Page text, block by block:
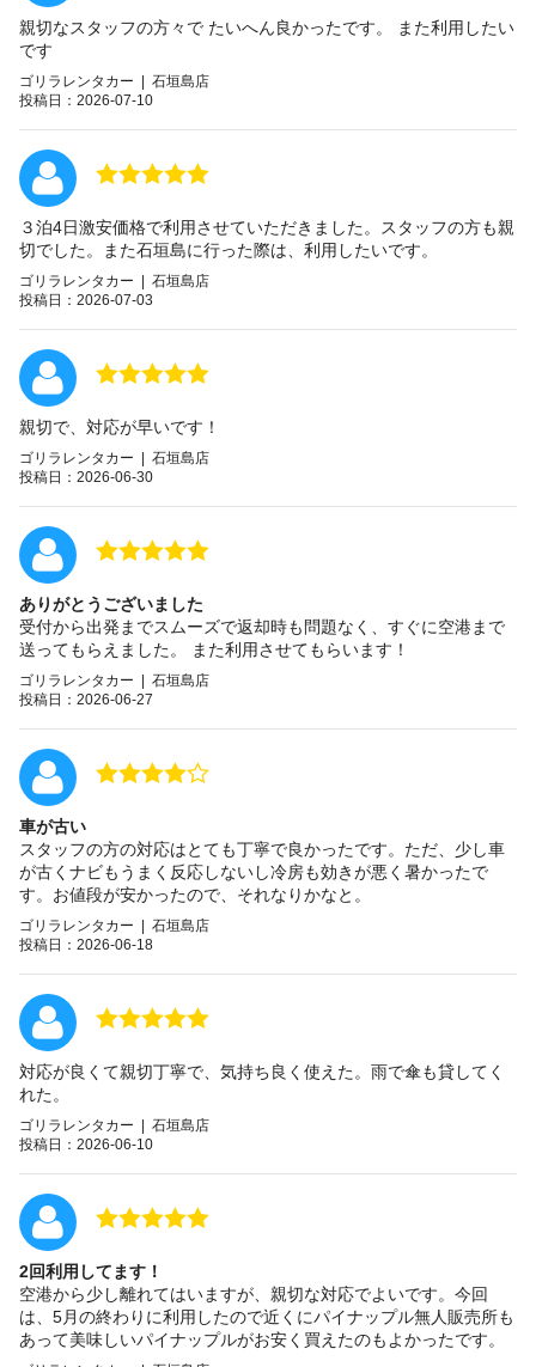
親切なスタッフの方々で たいへん良かったです。 また利用したい
です
ゴリラレンタカー | 石垣島店
投稿日：2026-07-10
３泊4日激安価格で利用させていただきました。スタッフの方も親
切でした。また石垣島に行った際は、利用したいです。
ゴリラレンタカー | 石垣島店
投稿日：2026-07-03
親切で、対応が早いです！
ゴリラレンタカー | 石垣島店
投稿日：2026-06-30
ありがとうございました
受付から出発までスムーズで返却時も問題なく、すぐに空港まで
送ってもらえました。 また利用させてもらいます！
ゴリラレンタカー | 石垣島店
投稿日：2026-06-27
車が古い
スタッフの方の対応はとても丁寧で良かったです。ただ、少し車
が古くナビもうまく反応しないし冷房も効きが悪く暑かったで
す。お値段が安かったので、それなりかなと。
ゴリラレンタカー | 石垣島店
投稿日：2026-06-18
対応が良くて親切丁寧で、気持ち良く使えた。雨で傘も貸してく
れた。
ゴリラレンタカー | 石垣島店
投稿日：2026-06-10
2回利用してます！
空港から少し離れてはいますが、親切な対応でよいです。今回
は、5月の終わりに利用したので近くにパイナップル無人販売所も
あって美味しいパイナップルがお安く買えたのもよかったです。